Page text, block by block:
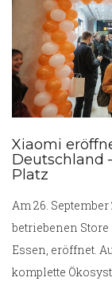
Xiaomi
Deutschland
Platz
Am 26.
betriebenen
Essen, eröffnet.
komplette